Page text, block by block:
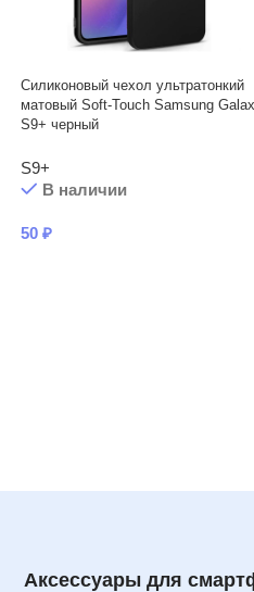
Силиконовый чехол ультратонкий
матовый Soft-Touch Samsung
S9+ черный
S9+
В наличии
50 ₽
Аксессуары для